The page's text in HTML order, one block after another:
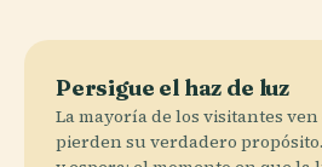
Persigue el haz de luz
La mayoría de los visitantes
pierden su verdadero